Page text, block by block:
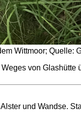
Wittmoor; Quelle:
von Glashütte
und Wandse.